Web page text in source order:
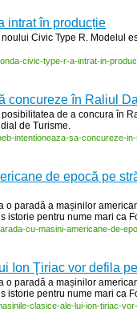
intrat în producție
Civic Type R. Modelul
civic-type-r-a-intrat-in-
concureze în Raliul
de a concura în
de Turisme.
intentioneaza-sa-concureze-in-
de epocă pe
o paradă a mașinilor
istorie pentru nume mari ca
cu-masini-americane-de-
Ion Ţiriac vor defila
o paradă a mașinilor
istorie pentru nume mari ca
clasice-ale-lui-ion-tiriac-vor-